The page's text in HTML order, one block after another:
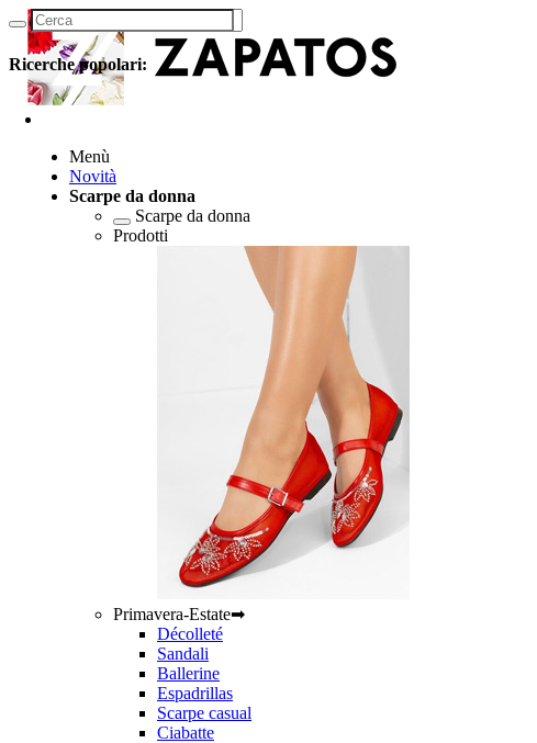
Ricerche popolari:
Menù
Novità
Scarpe da donna
Scarpe da donna
Prodotti
Primavera-Estate➡
Décolleté
Sandali
Ballerine
Espadrillas
Scarpe casual
Ciabatte